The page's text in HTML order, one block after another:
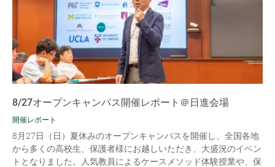
8/27オープンキャンパス開催レポート＠日進会場
開催レポート
8月27日（日）夏休みのオープンキャンパスを開催し、全国各地
から多くの高校生、保護者様にお越しいただき、大盛況のイベン
トとなりました。人気教員によるケースメソッド体験授業や、保